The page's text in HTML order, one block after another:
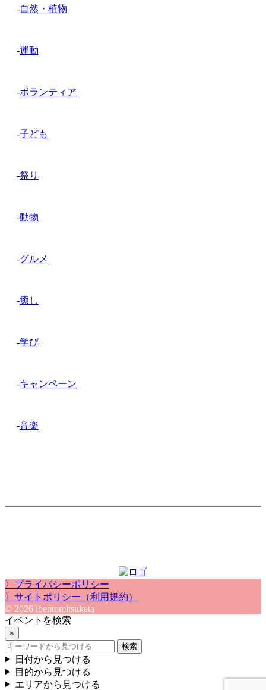
-自然・植物
-運動
-ボランティア
-子ども
-祭り
-動物
-グルメ
-癒し
-学び
-キャンペーン
-音楽
〉プライバシーポリシー
〉サイトポリシー（利用規約）
© 2026 ibentomitsuketa
イベントを検索
×
検索
日付から見つける
目的から見つける
エリアから見つける